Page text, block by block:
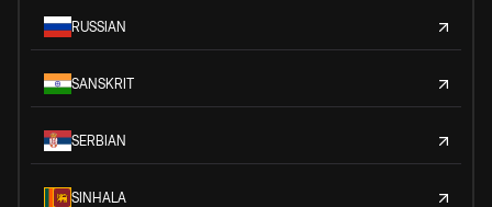
RUSSIAN
SANSKRIT
SERBIAN
SINHALA